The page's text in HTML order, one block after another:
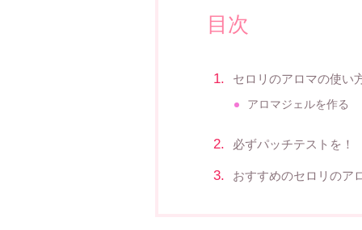
目次
セロリのアロマの使い
アロマジェルを作る
必ずパッチテストを！
おすすめのセロリのア